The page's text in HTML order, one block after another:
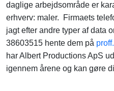
daglige arbejdsområde er
erhverv: maler. Firmaets
jagt efter andre typer af data
38603515 hente dem på
har Albert Productions ApS
igennem årene og kan gøre